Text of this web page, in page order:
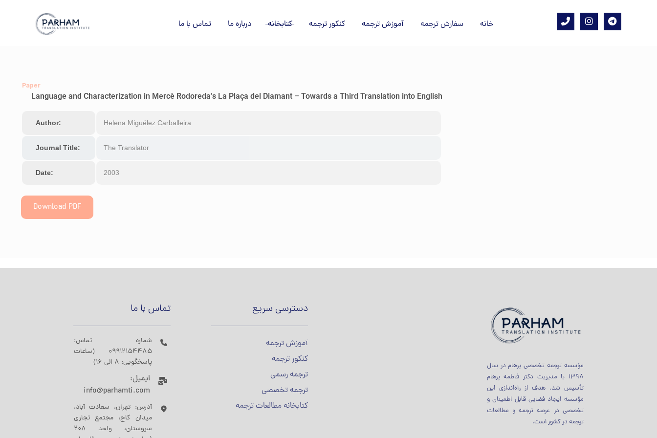
خانه سفارش ترجمه آموزش ترجمه کنکور ترجمه کتابخانه درباره ما تماس با ما
Paper
Language and Characterization in Mercè Rodoreda’s La Plaça del Diamant – Towards a Third Translation into English
Author: Helena Miguélez Carballeira
Journal Title: The Translator
Date: 2003
Download PDF
مؤسسه ترجمه تخصصی پرهام در سال
1398 با مدیریت دکتر فاطمه پرهام
تأسیس شد. هدف از راه‌اندازی این
مؤسسه ایجاد فضایی قابل اطمینان و
تخصصی در عرصه ترجمه و مطالعات
ترجمه در کشور است.
دسترسی سریع
آموزش ترجمه
کنکور ترجمه
ترجمه رسمی
ترجمه تخصصی
کتابخانه مطالعات ترجمه
تماس با ما
شماره تماس:
09912154485 (ساعات
پاسخگویی: 8 الی 16)
ایمیل:
info@parhamti.com
آدرس: تهران، سعادت آباد،
میدان کاج، مجتمع تجاری
سروستان، واحد 208